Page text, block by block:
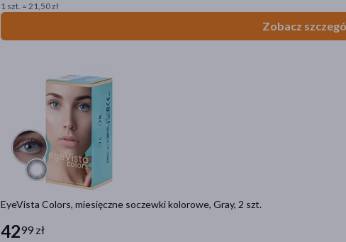
1 szt. = 21,50 zł
Zobacz
EyeVista Colors, miesięczne soczewki kolorowe, Gray, 2 szt.
4299 zł